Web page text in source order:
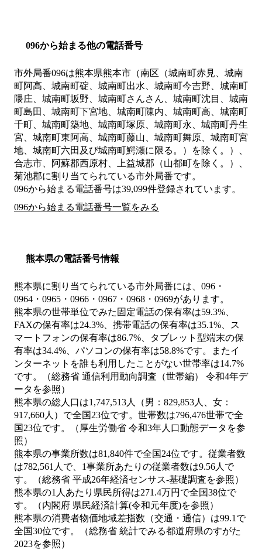
096から始まる他の電話番号
市外局番096は熊本県熊本市（南区（城南町赤見、城南
町阿高、城南町碇、城南町出水、城南町今吉野、城南町
隈庄、城南町坂野、城南町さんさん、城南町沈目、城南
町島田、城南町下宮地、城南町陳内、城南町高、城南町
千町、城南町築地、城南町塚原、城南町永、城南町丹生
宮、城南町東阿高、城南町藤山、城南町舞原、城南町宮
地、城南町六田及び城南町鰐瀬に限る。）を除く。）、
合志市、阿蘇郡西原村、上益城郡（山都町を除く。）、
菊池郡に割り当てられている市外局番です。
096から始まる電話番号は39,099件登録されています。
096から始まる電話番号一覧をみる
熊本県の電話番号情報
熊本県に割り当てられている市外局番には、096・
0964・0965・0966・0967・0968・0969があります。
熊本県の世帯単位でみた固定電話の保有率は59.3%、
FAXの保有率は24.3%、携帯電話の保有率は35.1%、ス
マートフォンの保有率は86.7%、タブレット型端末の保
有率は34.4%、パソコンの保有率は58.8%です。またイ
ンターネットを誰も利用したことがない世帯率は14.7%
です。（総務省 通信利用動向調査（世帯編） 令和4年デ
ータを参照）
熊本県の総人口は1,747,513人（男：829,853人、女：
917,660人）で全国23位です。世帯数は796,476世帯で全
国23位です。（厚生労働省 令和3年人口動態データを参
照）
熊本県の事業所数は81,840件で全国24位です。従業者数
は782,561人で、1事業所あたりの従業者数は9.56人で
す。（総務省 平成26年経済センサス‐基礎調査を参照）
熊本県の1人あたり県民所得は271.4万円で全国38位で
す。（内閣府 県民経済計算(令和元年度)を参照）
熊本県の消費者物価地域差指数（交通・通信）は99.1で
全国30位です。（総務省 統計でみる都道府県のすがた
2023を参照）